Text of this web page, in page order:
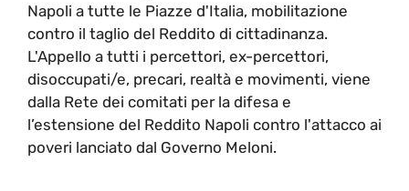
Napoli a tutte le Piazze d'Italia, mobilitazione
contro il taglio del Reddito di cittadinanza.
L'Appello a tutti i percettori, ex-percettori,
disoccupati/e, precari, realtà e movimenti, viene
dalla Rete dei comitati per la difesa e
l’estensione del Reddito Napoli contro l'attacco ai
poveri lanciato dal Governo Meloni.